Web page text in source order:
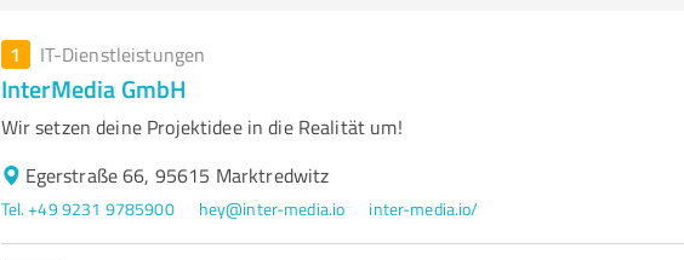
1 IT-Dienstleistungen
InterMedia GmbH
Wir setzen deine Projektidee in die Realität um!
Egerstraße 66, 95615 Marktredwitz
Tel. +49 9231 9785900 hey@inter-media.io inter-media.io/